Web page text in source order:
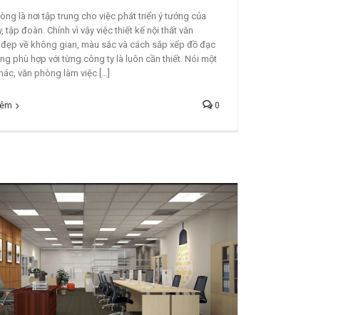
là nơi tập trung cho việc phát triển ý tưởng của
tập đoàn. Chính vì vậy việc thiết kế nội thất văn
về không gian, màu sắc và cách sắp xếp đồ đạc
phù hợp với từng công ty là luôn cần thiết. Nói một
văn phòng làm việc [...]
0